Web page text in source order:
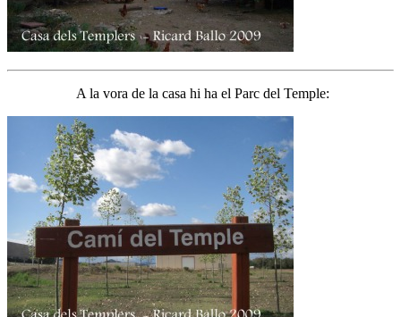
A la vora de la casa hi ha el Parc del Temple: